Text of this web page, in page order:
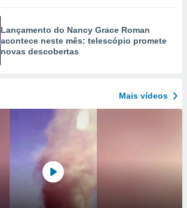
Lançamento do Nancy Grace Roman
acontece neste mês: telescópio promete
novas descobertas
Mais vídeos